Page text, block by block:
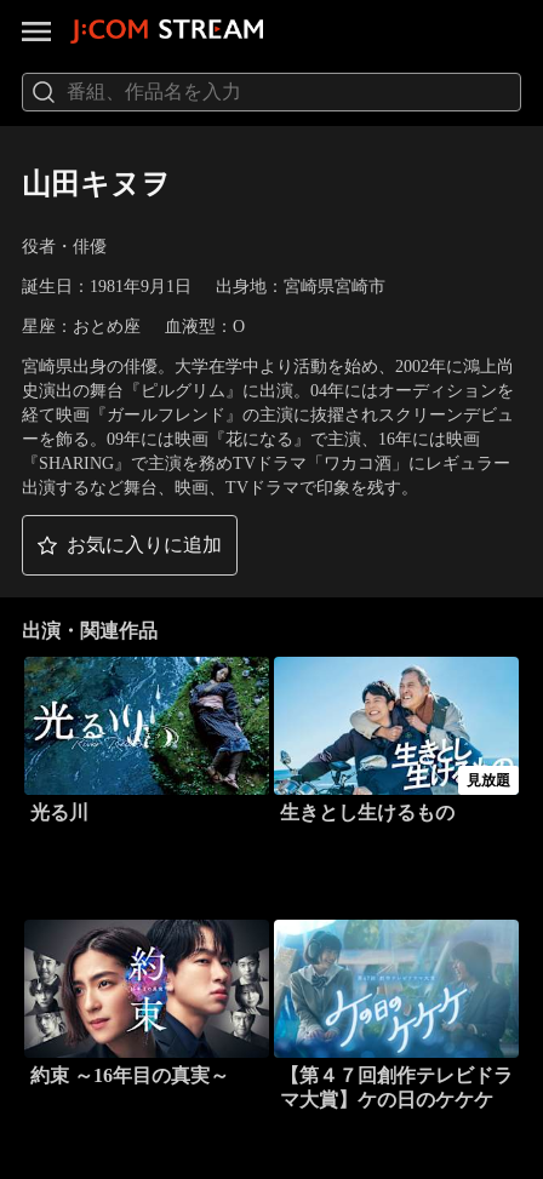
山田キヌヲ
役者・俳優
誕生日：1981年9月1日 出身地：宮崎県宮崎市
星座：おとめ座 血液型：O
宮崎県出身の俳優。大学在学中より活動を始め、2002年に鴻上尚
史演出の舞台『ピルグリム』に出演。04年にはオーディションを
経て映画『ガールフレンド』の主演に抜擢されスクリーンデビュ
ーを飾る。09年には映画『花になる』で主演、16年には映画
『SHARING』で主演を務めTVドラマ「ワカコ酒」にレギュラー
出演するなど舞台、映画、TVドラマで印象を残す。
お気に入りに追加
出演・関連作品
光る川
見放題
生きとし生けるもの
約束 ～16年目の真実～
【第４７回創作テレビドラ
マ大賞】ケの日のケケケ